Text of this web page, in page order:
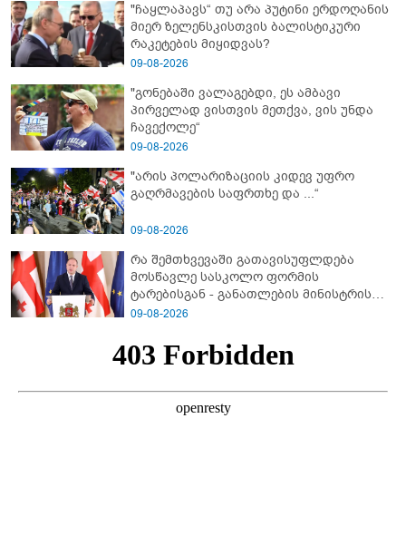
"ჩაყლაპავს“ თუ არა პუტინი ერდოღანის
მიერ ზელენსკისთვის ბალისტიკური
რაკეტების მიყიდვას?
09-08-2026
"გონებაში ვალაგებდი, ეს ამბავი
პირველად ვისთვის მეთქვა, ვის უნდა
ჩავექოლე“
09-08-2026
"არის პოლარიზაციის კიდევ უფრო
გაღრმავების საფრთხე და ...“
09-08-2026
რა შემთხვევაში გათავისუფლდება
მოსწავლე სასკოლო ფორმის
ტარებისგან - განათლების მინისტრის
განმარტება
09-08-2026